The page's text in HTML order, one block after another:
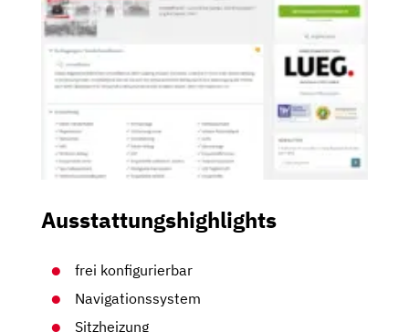
Ausstattungshighlights
frei konfigurierbar
Navigationssystem
Sitzheizung